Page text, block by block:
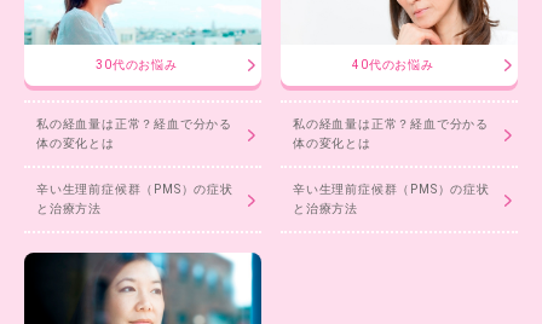
30代のお悩み
私の経血量は正常？経血で分かる
体の変化とは
辛い生理前症候群（PMS）の症状
と治療方法
40代のお悩み
私の経血量は正常？経血で分かる
体の変化とは
辛い生理前症候群（PMS）の症状
と治療方法